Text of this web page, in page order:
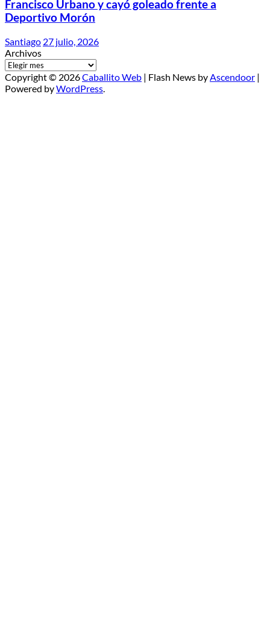
Francisco Urbano y cayó goleado frente a
Deportivo Morón
Santiago 27 julio, 2026
Archivos
Copyright © 2026Caballito Web | Flash News byAscendoor |
Powered byWordPress.